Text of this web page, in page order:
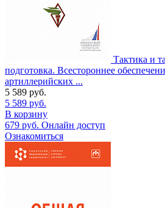
Тактика и
подготовка. Всестороннее
артиллерийских ...
5 589 руб.
5 589 руб.
В корзину
679 руб. Онлайн доступ
Ознакомиться